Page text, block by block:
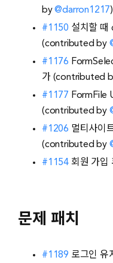
by@darron1217)
#1150 설치할 때
(contributed by
#1176
가 (contributed
#1177 FormFile
(contributed by
#1206 멀티사이
(contributed by
#1154 회원 가입
문제 패치
#1189 로그인 유